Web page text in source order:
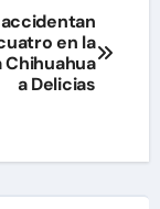
en la
a Delicias